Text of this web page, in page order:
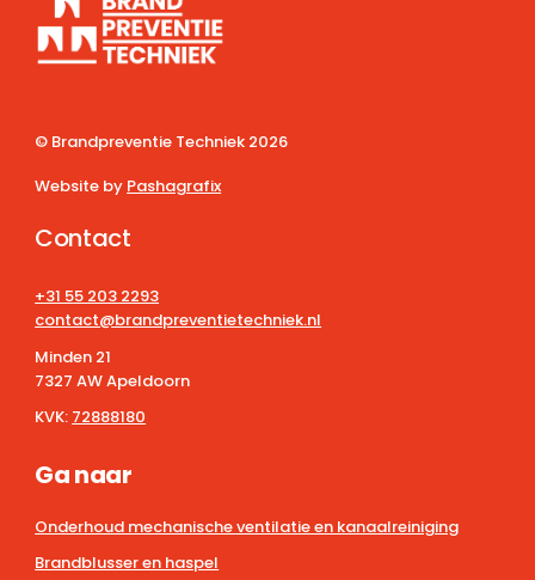
© Brandpreventie Techniek 2026
Website by Pashagrafix
Contact
+31 55 203 2293
contact@brandpreventietechniek.nl
Minden 21
7327 AW Apeldoorn
KVK: 72888180
Ga naar
Onderhoud mechanische ventilatie en kanaalreiniging
Brandblusser en haspel